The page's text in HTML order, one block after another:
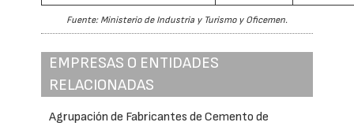
Fuente: Ministerio de Industria y Turismo y Oficemen.
EMPRESAS O ENTIDADES
RELACIONADAS
Agrupación de Fabricantes de Cemento de